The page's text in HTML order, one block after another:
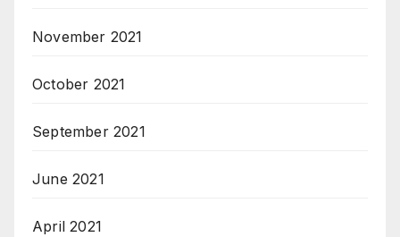
November 2021
October 2021
September 2021
June 2021
April 2021